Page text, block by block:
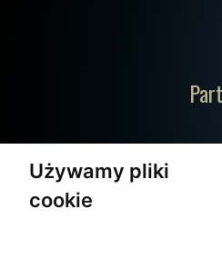
Używamy pliki
cookie